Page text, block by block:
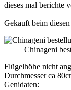
dieses mal berichte
Gekauft beim
Chinageni
Flügelhöhe nicht
Durchmesser ca
Genidaten: